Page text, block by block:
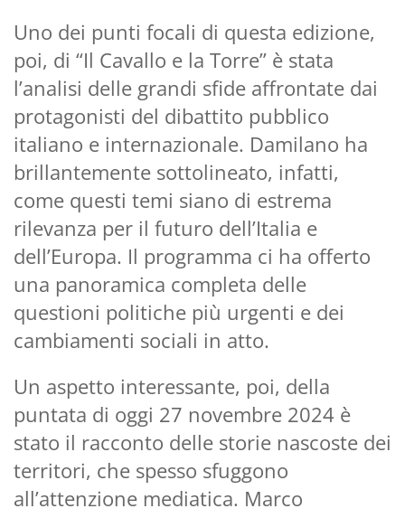
Uno dei punti focali di questa edizione,
poi, di “Il Cavallo e la Torre” è stata
l’analisi delle grandi sfide affrontate dai
protagonisti del dibattito pubblico
italiano e internazionale. Damilano ha
brillantemente sottolineato, infatti,
come questi temi siano di estrema
rilevanza per il futuro dell’Italia e
dell’Europa. Il programma ci ha offerto
una panoramica completa delle
questioni politiche più urgenti e dei
cambiamenti sociali in atto.
Un aspetto interessante, poi, della
puntata di oggi 27 novembre 2024 è
stato il racconto delle storie nascoste dei
territori, che spesso sfuggono
all’attenzione mediatica. Marco